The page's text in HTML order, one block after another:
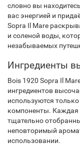
словно вы
вас энергией и
Sopra Il Mare
и соленой воды,
незабываемых
Ингредиенты
Bois 1920 Sopra Il
ингредиентов
используются
компоненты. Каждая
тщательно
неповторимый
использовании.